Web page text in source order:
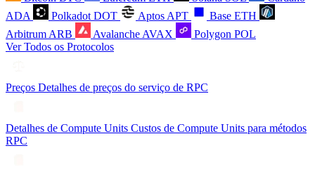
ADA
Polkadot DOT Aptos APT Base ETH
Arbitrum ARB Avalanche AVAX Polygon POL
Ver Todos os Protocolos
Preços Detalhes de preços do serviço de RPC
Detalhes de Compute Units Custos de Compute Units para métodos
RPC